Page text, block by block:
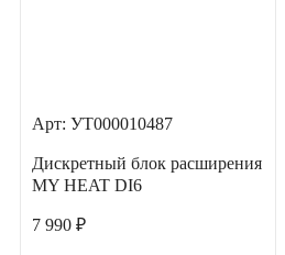
Арт: УТ000010487
Дискретный блок расширения
MY HEAT DI6
7 990 ₽